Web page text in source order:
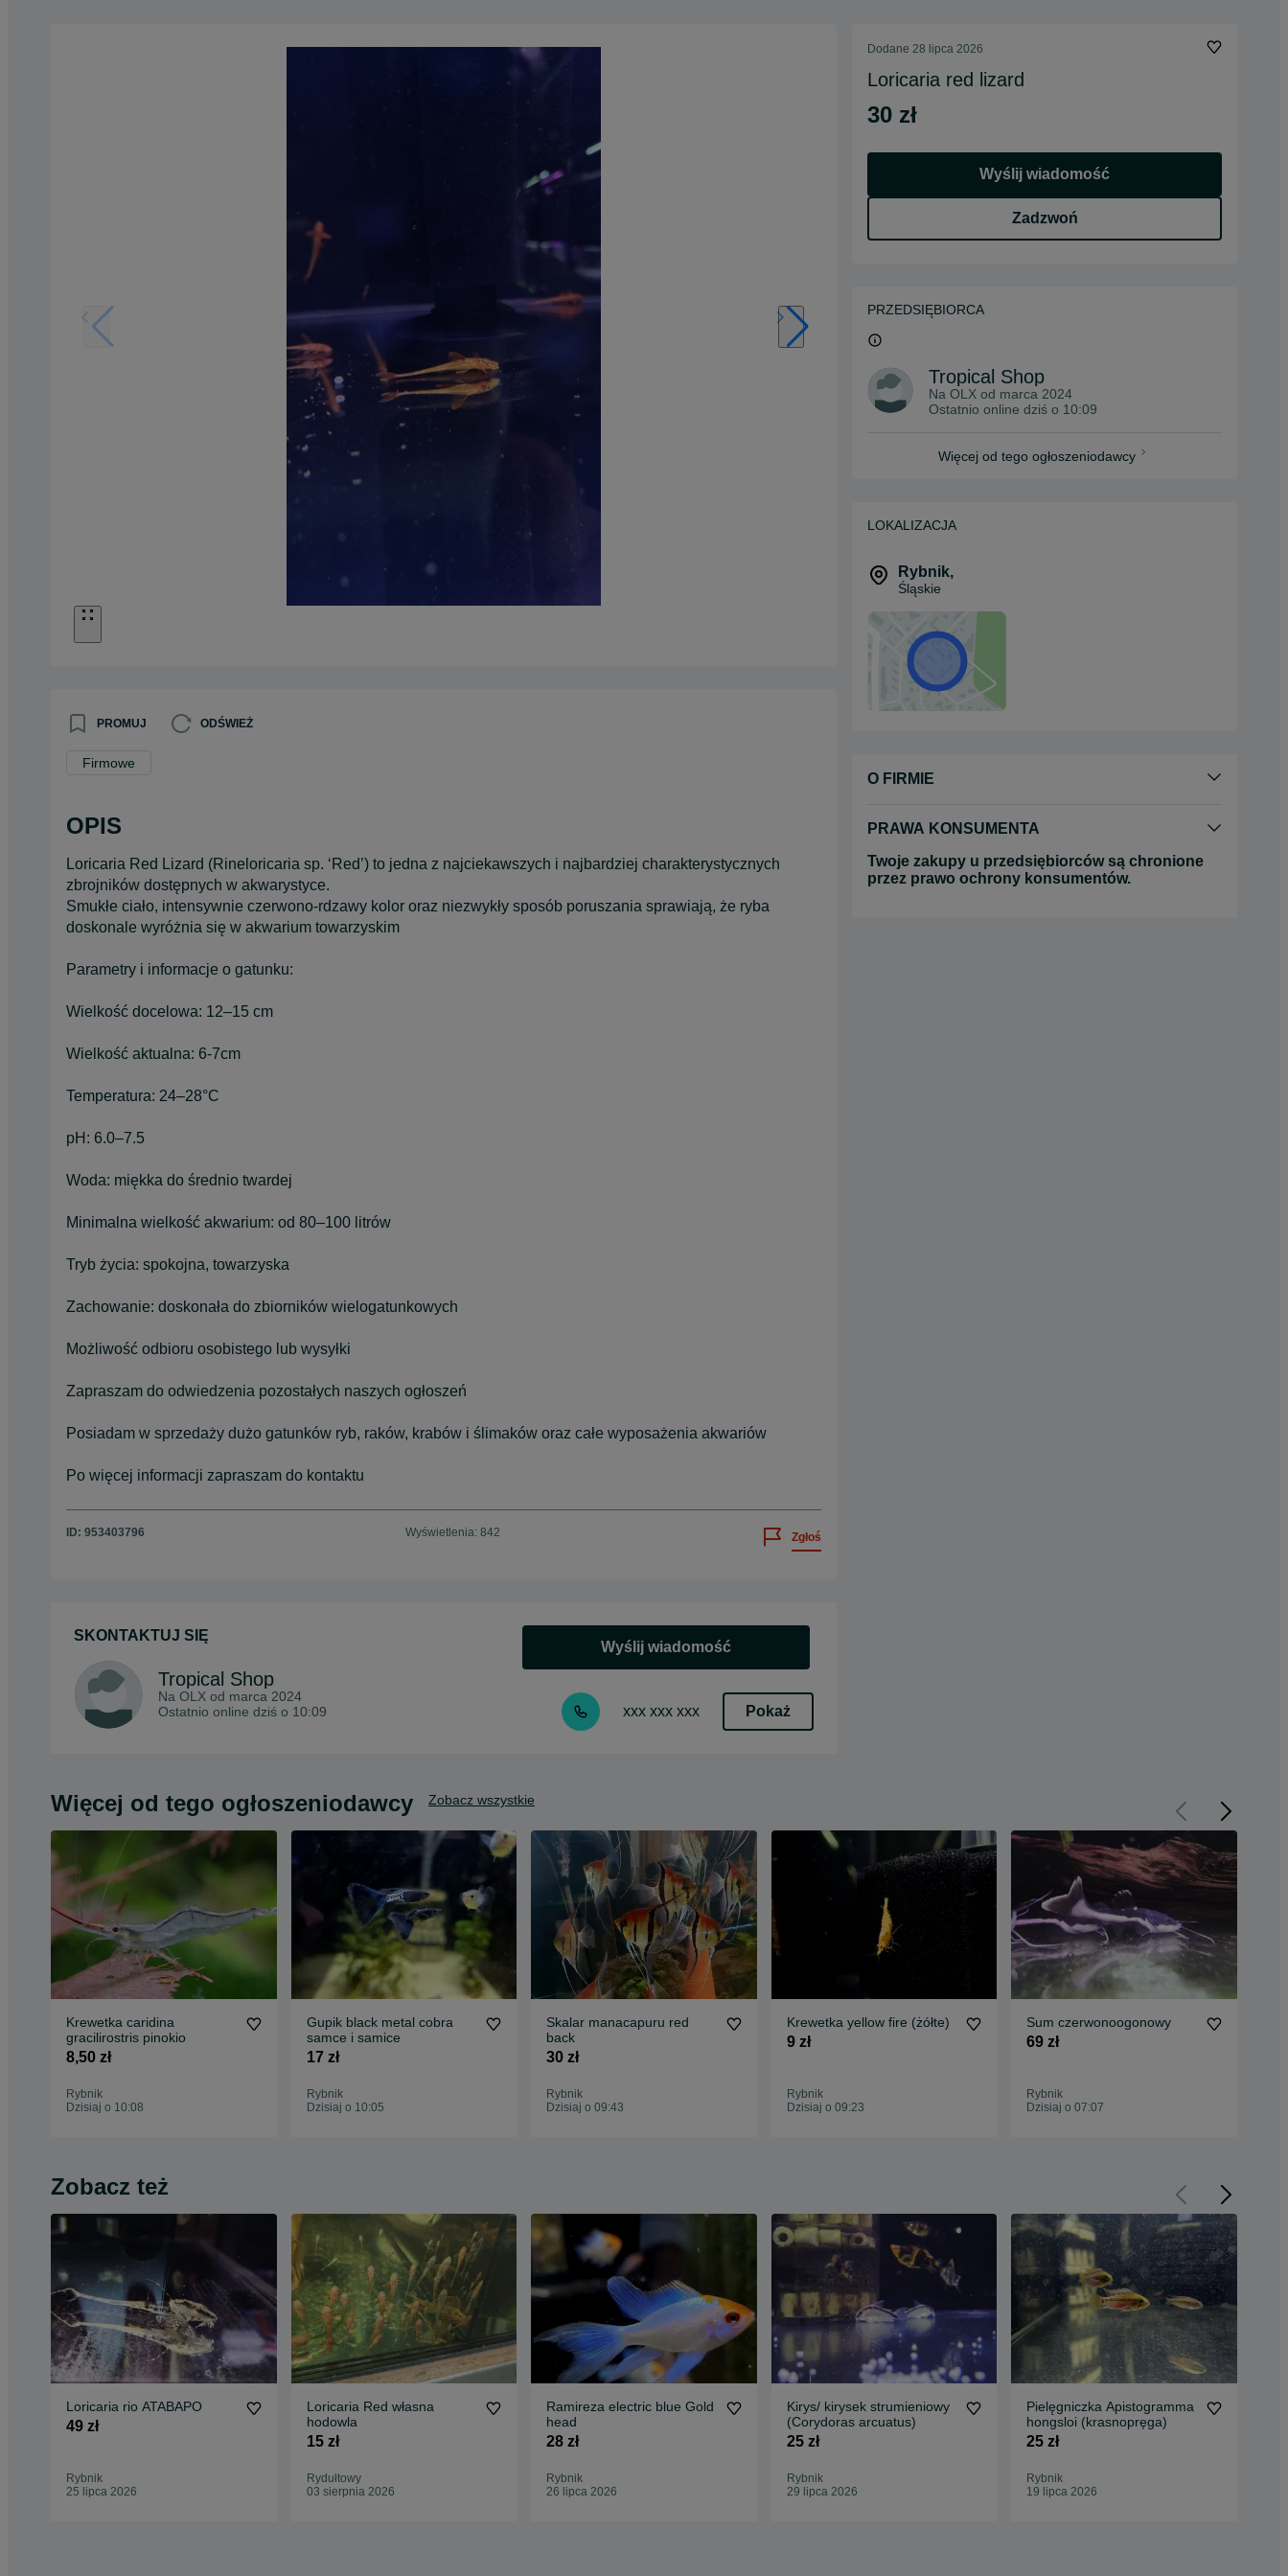
PROMUJ ODŚWIEŻ
Firmowe
OPIS
Loricaria Red Lizard (Rineloricaria sp. ‘Red’) to jedna z najciekawszych i najbardziej charakterystycznych
zbrojników dostępnych w akwarystyce.
Smukłe ciało, intensywnie czerwono-rdzawy kolor oraz niezwykły sposób poruszania sprawiają, że ryba
doskonale wyróżnia się w akwarium towarzyskim
Parametry i informacje o gatunku:
Wielkość docelowa: 12–15 cm
Wielkość aktualna: 6-7cm
Temperatura: 24–28°C
pH: 6.0–7.5
Woda: miękka do średnio twardej
Minimalna wielkość akwarium: od 80–100 litrów
Tryb życia: spokojna, towarzyska
Zachowanie: doskonała do zbiorników wielogatunkowych
Możliwość odbioru osobistego lub wysyłki
Zapraszam do odwiedzenia pozostałych naszych ogłoszeń
Posiadam w sprzedaży dużo gatunków ryb, raków, krabów i ślimaków oraz całe wyposażenia akwariów
Po więcej informacji zapraszam do kontaktu
ID: 953403796 Wyświetlenia: 842 Zgłoś
SKONTAKTUJ SIĘ
Tropical Shop
Na OLX od marca 2024
Ostatnio online dziś o 10:09
Wyślij wiadomość
xxx xxx xxx Pokaż
Dodane 28 lipca 2026
Loricaria red lizard
30 zł
Wyślij wiadomość
Zadzwoń
PRZEDSIĘBIORCA
Tropical Shop
Na OLX od marca 2024
Ostatnio online dziś o 10:09
Więcej od tego ogłoszeniodawcy
LOKALIZACJA
Rybnik,
Śląskie
O FIRMIE
PRAWA KONSUMENTA
Twoje zakupy u przedsiębiorców są chronione
przez prawo ochrony konsumentów.
Więcej od tego ogłoszeniodawcy Zobacz wszystkie
Krewetka caridina
gracilirostris pinokio
8,50 zł
Rybnik
Dzisiaj o 10:08
Gupik black metal cobra
samce i samice
17 zł
Rybnik
Dzisiaj o 10:05
Skalar manacapuru red
back
30 zł
Rybnik
Dzisiaj o 09:43
Krewetka yellow fire (żółte)
9 zł
Rybnik
Dzisiaj o 09:23
Sum czerwonoogonowy
69 zł
Rybnik
Dzisiaj o 07:07
Zobacz też
Loricaria rio ATABAPO
49 zł
Rybnik
25 lipca 2026
Loricaria Red własna
hodowla
15 zł
Rydułtowy
03 sierpnia 2026
Ramireza electric blue Gold
head
28 zł
Rybnik
26 lipca 2026
Kirys/ kirysek strumieniowy
(Corydoras arcuatus)
25 zł
Rybnik
29 lipca 2026
Pielęgniczka Apistogramma
hongsloi (krasnopręga)
25 zł
Rybnik
19 lipca 2026